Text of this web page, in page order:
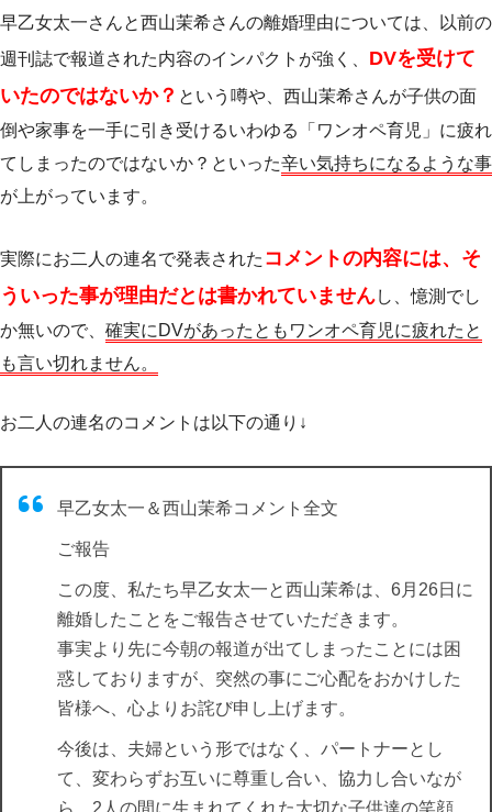
早乙女太一さんと西山茉希さんの離婚理由については、以前の
週刊誌で報道された内容のインパクトが強く、 DVを受けて
いたのではないか？ という噂や、西山茉希さんが子供の面
倒や家事を一手に引き受けるいわゆる「ワンオペ育児」に疲れ
てしまったのではないか？といった辛い気持ちになるような事
が上がっています。
実際にお二人の連名で発表された コメントの内容には、そ
ういった事が理由だとは書かれていませんし、憶測でし
か無いので、 確実にDVがあったともワンオペ育児に疲れたと
も言い切れません。
お二人の連名のコメントは以下の通り↓
早乙女太一＆西山茉希コメント全文
ご報告
この度、私たち早乙女太一と西山茉希は、6月26日に
離婚したことをご報告させていただきます。
事実より先に今朝の報道が出てしまったことには困
惑しておりますが、突然の事にご心配をおかけした
皆様へ、心よりお詫び申し上げます。
今後は、夫婦という形ではなく、パートナーとし
て、変わらずお互いに尊重し合い、協力し合いなが